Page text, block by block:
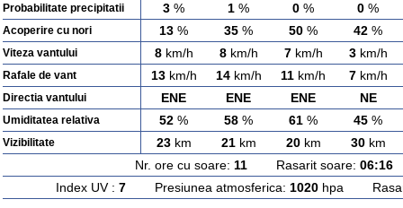
Probabilitate precipitatii 3 % 1 % 0 % 0 %
Acoperire cu nori 13 % 35 % 50 % 42 %
Viteza vantului 8km/h 8km/h 7km/h 3km/h
Rafale de vant 13km/h 14km/h 11 km/h 7km/h
Directia vantului ENE ENE ENE NE
Umiditatea relativa 52 % 58 % 61 % 45 %
Vizibilitate 23km 21km 20km 30km
Nr. ore cu soare: 11 Rasarit soare: 06:16
Index UV : 7Presiunea atmosferica: 1020hpa